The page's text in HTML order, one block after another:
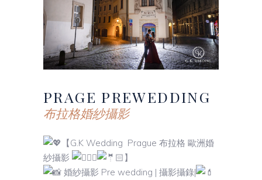
PRAGE PREWEDDING
布拉格婚紗攝影
【G.K Wedding Prague 布拉格 歐洲婚
紗攝影
】
婚紗攝影 Pre wedding | 攝影攝錄|